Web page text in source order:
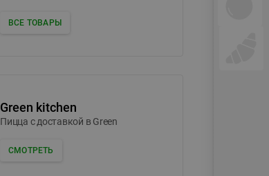
ВСЕ ТОВАРЫ
Green kitchen
Пицца c доставкой в Green
СМОТРЕТЬ